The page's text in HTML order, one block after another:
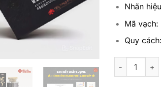
Nhãn
Mã vạch:
Quy
Hắc sâm